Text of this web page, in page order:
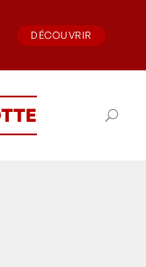
DÉCOUVRIR